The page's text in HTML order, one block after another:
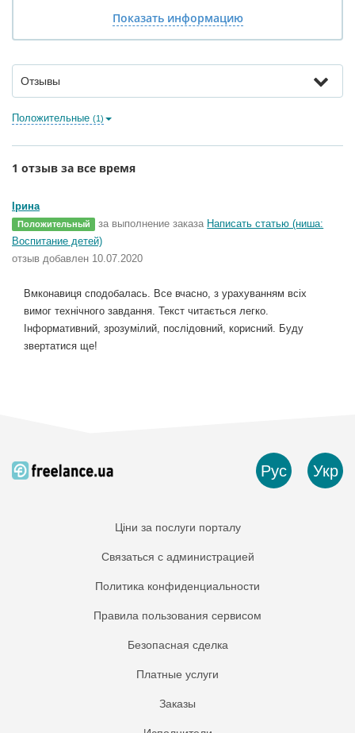
Показать информацию
Отзывы
Положительные (1)
1 отзыв за все время
Ірина
Положительный за выполнение заказа Написать статью (ниша:
Воспитание детей)
отзыв добавлен 10.07.2020
Вмконавиця сподобалась. Все вчасно, з урахуванням всіх
вимог технічного завдання. Текст читається легко.
Інформативний, зрозумілий, послідовний, корисний. Буду
звертатися ще!
Рус Укр
Ціни за послуги порталу
Связаться с администрацией
Политика конфиденциальности
Правила пользования сервисом
Безопасная сделка
Платные услуги
Заказы